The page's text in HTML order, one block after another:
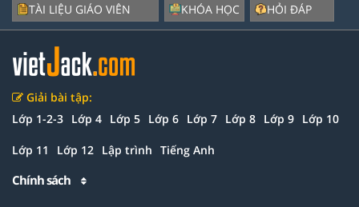
TÀI LIỆU GIÁO VIÊN
KHÓA HỌC
HỎI ĐÁP
Giải bài tập:
Lớp 1-2-3 Lớp 4 Lớp 5 Lớp 6 Lớp 7 Lớp 8 Lớp 9 Lớp 10
Lớp 11 Lớp 12 Lập trình Tiếng Anh
Chính sách